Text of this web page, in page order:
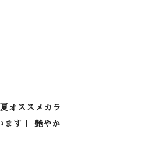
オススメカラ
ます！ 艶やか